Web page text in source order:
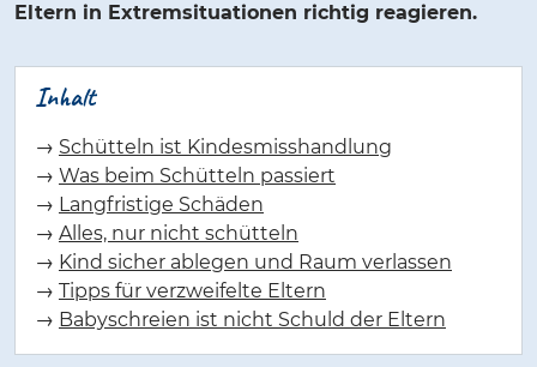
Eltern in Extremsituationen richtig reagieren.
Inhalt
→ Schütteln ist Kindesmisshandlung
→ Was beim Schütteln passiert
→ Langfristige Schäden
→ Alles, nur nicht schütteln
→ Kind sicher ablegen und Raum verlassen
→ Tipps für verzweifelte Eltern
→ Babyschreien ist nicht Schuld der Eltern